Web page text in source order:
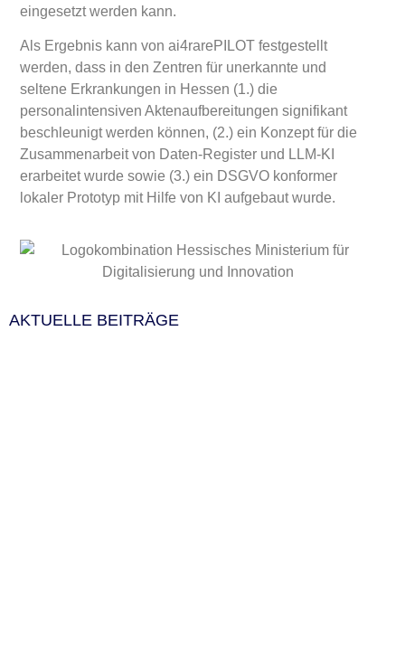
eingesetzt werden kann.
Als Ergebnis kann von ai4rarePILOT festgestellt
werden, dass in den Zentren für unerkannte und
seltene Erkrankungen in Hessen (1.) die
personalintensiven Aktenaufbereitungen signifikant
beschleunigt werden können, (2.) ein Konzept für die
Zusammenarbeit von Daten-Register und LLM-KI
erarbeitet wurde sowie (3.) ein DSGVO konformer
lokaler Prototyp mit Hilfe von KI aufgebaut wurde.
AKTUELLE BEITRÄGE